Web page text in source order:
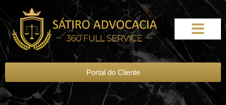
Portal do Cliente